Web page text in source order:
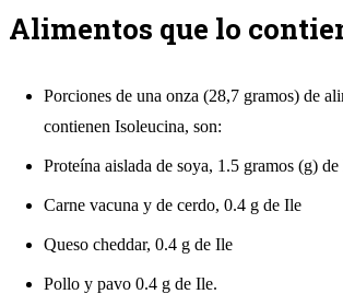
Alimentos que lo
Porciones de una onza (28,7 gramos) de
contienen Isoleucina, son:
Proteína aislada de soya, 1.5 gramos (g)
Carne vacuna y de cerdo, 0.4 g de Ile
Queso cheddar, 0.4 g de Ile
Pollo y pavo 0.4 g de Ile.